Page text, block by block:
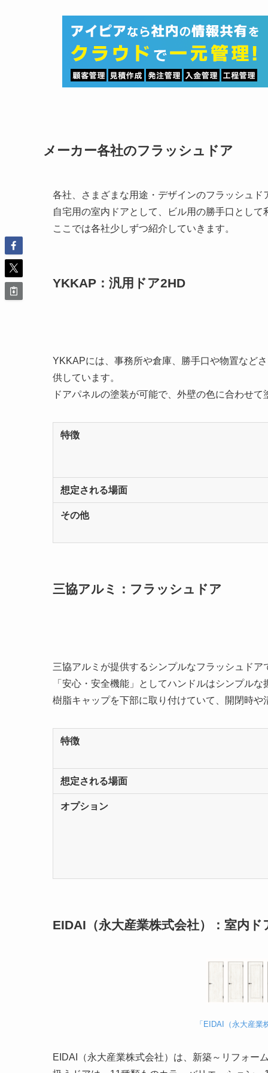
メーカー各社のフラッシュドア
各社、さまざまな用途・デザインのフラッシュド
自宅用の室内ドアとして、ビル用の勝手口とし
ここでは各社少しずつ紹介していきます。
YKKAP：汎用ドア2HD
YKKAPには、事務所や倉庫、勝手口や物置など
供しています。
ドアパネルの塗装が可能で、外壁の色に合わせ
特徴
想定される場面
その他
三協アルミ：フラッシュドア
三協アルミが提供するシンプルなフラッシュドア
「安心・安全機能」としてハンドルはシンプル
樹脂キャップを下部に取り付けていて、開閉時
特徴
想定される場面
オプション
EIDAI（永大産業株式会社）：室内ド
「EIDAI（永大産
EIDAI（永大産業株式会社）は、新築～リフォー